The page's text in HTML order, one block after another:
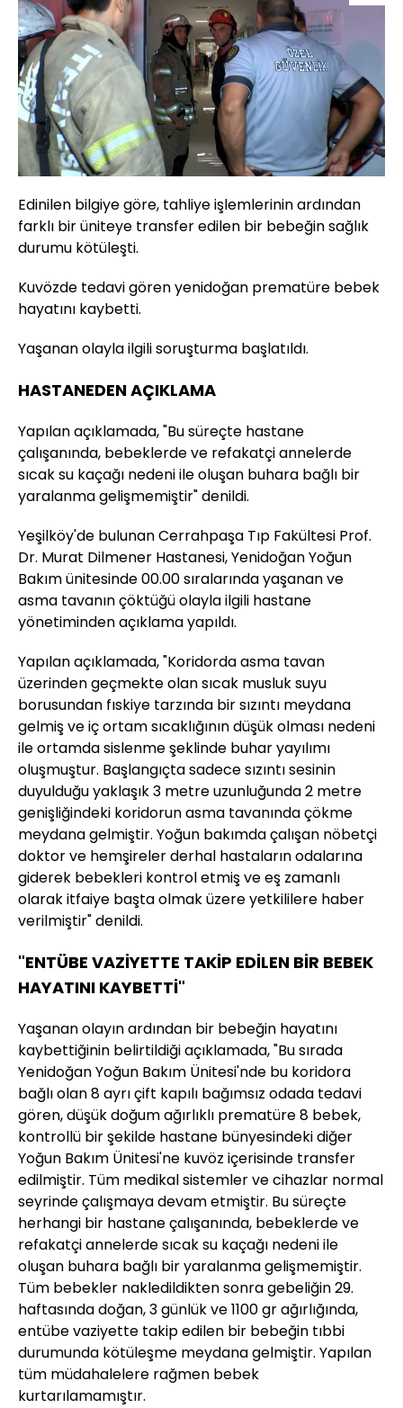
Edinilen bilgiye göre, tahliye işlemlerinin ardından
farklı bir üniteye transfer edilen bir bebeğin sağlık
durumu kötüleşti.
Kuvözde tedavi gören yenidoğan prematüre bebek
hayatını kaybetti.
Yaşanan olayla ilgili soruşturma başlatıldı.
HASTANEDEN AÇIKLAMA
Yapılan açıklamada, "Bu süreçte hastane
çalışanında, bebeklerde ve refakatçi annelerde
sıcak su kaçağı nedeni ile oluşan buhara bağlı bir
yaralanma gelişmemiştir" denildi.
Yeşilköy'de bulunan Cerrahpaşa Tıp Fakültesi Prof.
Dr. Murat Dilmener Hastanesi, Yenidoğan Yoğun
Bakım ünitesinde 00.00 sıralarında yaşanan ve
asma tavanın çöktüğü olayla ilgili hastane
yönetiminden açıklama yapıldı.
Yapılan açıklamada, "Koridorda asma tavan
üzerinden geçmekte olan sıcak musluk suyu
borusundan fıskiye tarzında bir sızıntı meydana
gelmiş ve iç ortam sıcaklığının düşük olması nedeni
ile ortamda sislenme şeklinde buhar yayılımı
oluşmuştur. Başlangıçta sadece sızıntı sesinin
duyulduğu yaklaşık 3 metre uzunluğunda 2 metre
genişliğindeki koridorun asma tavanında çökme
meydana gelmiştir. Yoğun bakımda çalışan nöbetçi
doktor ve hemşireler derhal hastaların odalarına
giderek bebekleri kontrol etmiş ve eş zamanlı
olarak itfaiye başta olmak üzere yetkililere haber
verilmiştir" denildi.
"ENTÜBE VAZİYETTE TAKİP EDİLEN BİR BEBEK
HAYATINI KAYBETTİ"
Yaşanan olayın ardından bir bebeğin hayatını
kaybettiğinin belirtildiği açıklamada, "Bu sırada
Yenidoğan Yoğun Bakım Ünitesi'nde bu koridora
bağlı olan 8 ayrı çift kapılı bağımsız odada tedavi
gören, düşük doğum ağırlıklı prematüre 8 bebek,
kontrollü bir şekilde hastane bünyesindeki diğer
Yoğun Bakım Ünitesi'ne kuvöz içerisinde transfer
edilmiştir. Tüm medikal sistemler ve cihazlar normal
seyrinde çalışmaya devam etmiştir. Bu süreçte
herhangi bir hastane çalışanında, bebeklerde ve
refakatçi annelerde sıcak su kaçağı nedeni ile
oluşan buhara bağlı bir yaralanma gelişmemiştir.
Tüm bebekler nakledildikten sonra gebeliğin 29.
haftasında doğan, 3 günlük ve 1100 gr ağırlığında,
entübe vaziyette takip edilen bir bebeğin tıbbi
durumunda kötüleşme meydana gelmiştir. Yapılan
tüm müdahalelere rağmen bebek
kurtarılamamıştır.